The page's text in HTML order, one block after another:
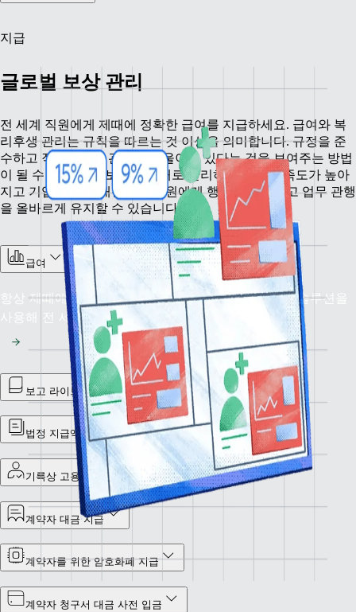
지급
글로벌 보상 관리
전 세계 직원에게 제때에 정확한 급여를 지급하세요. 급여와 복
리후생 관리는 규칙을 따르는 것 이상을 의미합니다. 규정을 준
수하고 직원들에게 관심을 기울이고 있다는 것을 보여주는 방법
이 될 수 있습니다. 보상을 제대로 관리하면 직원 만족도가 높아
지고 기업 운영이 개선되어 직원에게 행복을 선사하고 업무 관행
을 올바르게 유지할 수 있습니다.
급여
항상 제때에 정확하게 급여 지급: Remote 급여 관리 솔루션을
사용해 전 세계 재정 업무를 정확하게 처리하세요.
보고 라이브러리
법정 지급액 보고서
기록상 고용주(EOR)
계약자 대금 지급
계약자를 위한 암호화폐 지급
계약자 청구서 대금 사전 입금